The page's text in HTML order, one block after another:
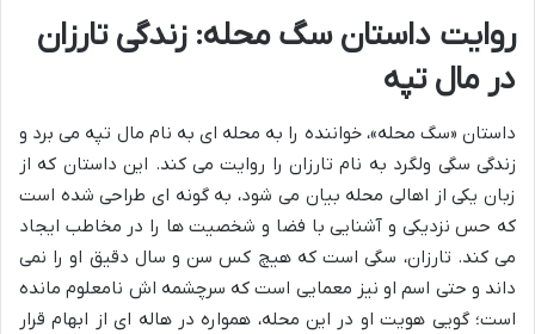
روایت داستان سگ محله: زندگی تارزان
در مال تپه
داستان «سگ محله»، خواننده را به محله ای به نام مال تپه می برد و
زندگی سگی ولگرد به نام تارزان را روایت می کند. این داستان که از
زبان یکی از اهالی محله بیان می شود، به گونه ای طراحی شده است
که حس نزدیکی و آشنایی با فضا و شخصیت ها را در مخاطب ایجاد
می کند. تارزان، سگی است که هیچ کس سن و سال دقیق او را نمی
داند و حتی اسم او نیز معمایی است که سرچشمه اش نامعلوم مانده
است؛ گویی هویت او در این محله، همواره در هاله ای از ابهام قرار